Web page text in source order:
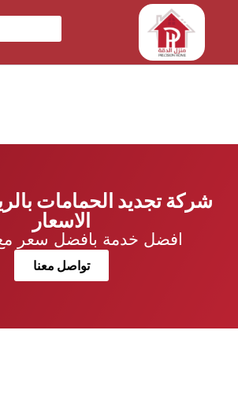
شركة تجديد الحمامات
الاسعار
افضل خدمة بافضل سعر
تواصل معنا